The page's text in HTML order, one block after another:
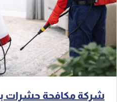
شركة مكافحة حشرات